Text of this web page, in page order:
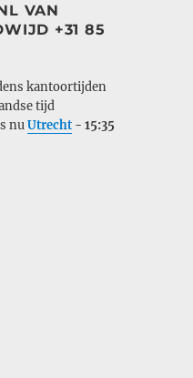
VAN
+31 85
kantoortijden
tijd
nuUtrecht- 15:36